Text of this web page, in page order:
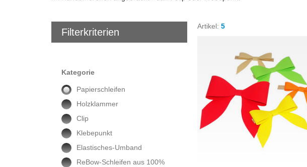
Filterkriterien
Kategorie
Papierschleifen
Holzklammer
Clip
Klebepunkt
Elastisches-Umband
ReBow-Schleifen aus 100%
Artikel: 5